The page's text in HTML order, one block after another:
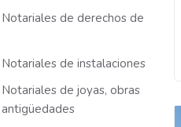
de derechos de
de instalaciones
de joyas, obras